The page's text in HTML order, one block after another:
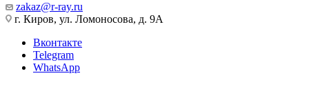
zakaz@r-ray.ru
г. Киров, ул. Ломоносова, д. 9А
Вконтакте
Telegram
WhatsApp